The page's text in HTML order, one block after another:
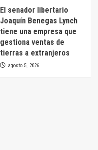
El senador libertario
Joaquín Benegas Lynch
tiene una empresa que
gestiona ventas de
tierras a extranjeros
agosto 5, 2026